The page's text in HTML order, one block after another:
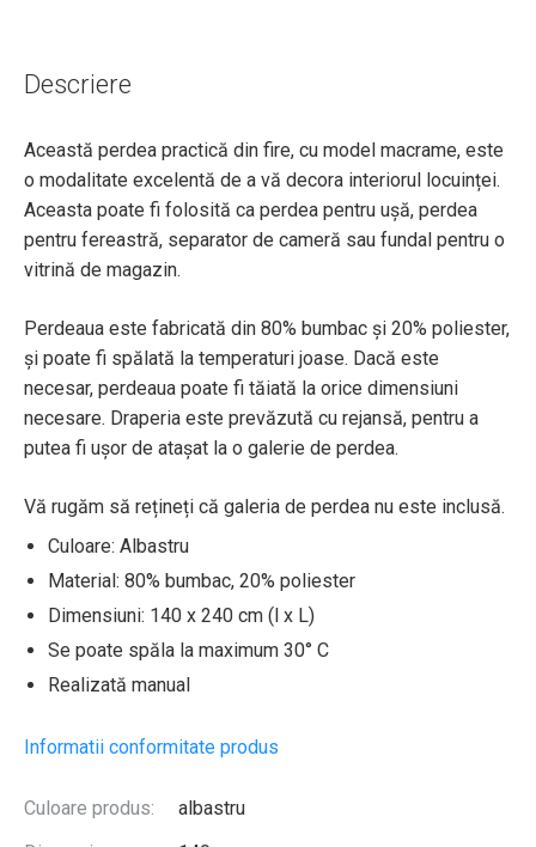
Descriere
Această perdea practică din fire, cu model macrame, este
o modalitate excelentă de a vă decora interiorul locuinței.
Aceasta poate fi folosită ca perdea pentru ușă, perdea
pentru fereastră, separator de cameră sau fundal pentru o
vitrină de magazin.
Perdeaua este fabricată din 80% bumbac și 20% poliester,
și poate fi spălată la temperaturi joase. Dacă este
necesar, perdeaua poate fi tăiată la orice dimensiuni
necesare. Draperia este prevăzută cu rejansă, pentru a
putea fi ușor de atașat la o galerie de perdea.
Vă rugăm să rețineți că galeria de perdea nu este inclusă.
Culoare: Albastru
Material: 80% bumbac, 20% poliester
Dimensiuni: 140 x 240 cm (l x L)
Se poate spăla la maximum 30° C
Realizată manual
Informatii conformitate produs
Culoare produs:
albastru